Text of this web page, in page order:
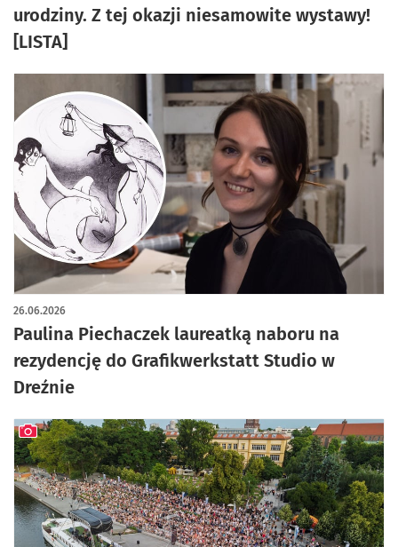
urodziny. Z tej okazji niesamowite wystawy!
[LISTA]
Paulina Piechaczek laureatką naboru na
rezydencję do Grafikwerkstatt Studio w
Dreźnie
26.06.2026